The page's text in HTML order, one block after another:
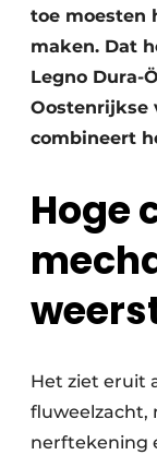
toe moesten
maken. Dat
Legno Dura-
Oostenrijkse
combineert
Hoge
Het ziet eruit
fluweelzacht,
nerftekening